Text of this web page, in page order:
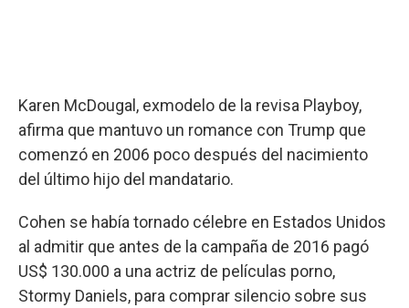
Karen McDougal, exmodelo de la revisa Playboy,
afirma que mantuvo un romance con Trump que
comenzó en 2006 poco después del nacimiento
del último hijo del mandatario.
Cohen se había tornado célebre en Estados Unidos
al admitir que antes de la campaña de 2016 pagó
US$ 130.000 a una actriz de películas porno,
Stormy Daniels, para comprar silencio sobre sus